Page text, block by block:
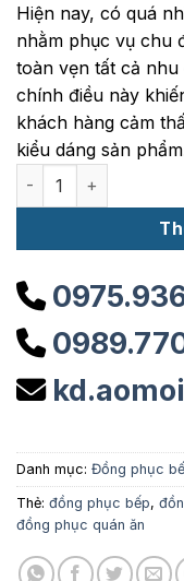
Hiện nay, có quá
nhằm phục vụ chu
toàn vẹn tất cả
chính điều này
khách hàng cảm
kiểu dáng sản
Áo đồng phục bếp
Danh mục: Đồng phục
Thẻ: đồng phục bếp,
đồng phục quán ăn